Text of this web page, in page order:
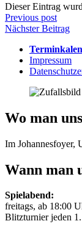
Dieser Eintrag
Previous post
Nächster Beitrag
Impressum
Wo man
Im Johannesfoyer,
Wann man
Spielabend:
freitags, ab 18:00
Blitzturnier jeden